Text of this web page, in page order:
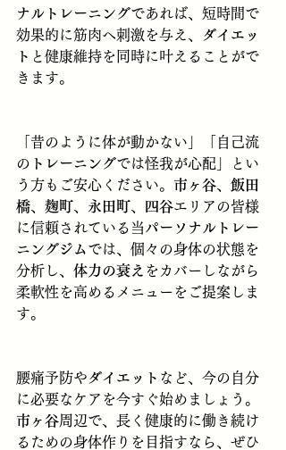
ナルトレーニングであれば、短時間で
効果的に筋肉へ刺激を与え、
ダイエッ
ト と健康維持を同時に叶えることがで
きます。
「昔のように体が動かない」「自己流
の トレーニングでは怪我が心配」とい
う方もご安心ください。 市ヶ谷
飯田
橋
麹町 永田町 四谷エリアの皆様
に信頼されている当パーソナルトレー
ニングジムでは、個々の身体の状態を
分析し、 体力の衰え をカバーしながら
柔軟性を高めるメニューをご提案しま
す。
腰痛予防やダイエット など、今の自分
に必要なケアを今すぐ始めましょう。
市ヶ谷周辺で、長く健康的に働き続け
るための身体作りを目指すなら、ぜひ